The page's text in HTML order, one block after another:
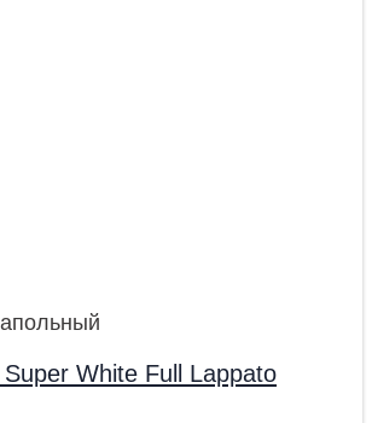
White Full Lappato